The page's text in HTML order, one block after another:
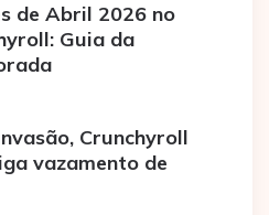
de Abril 2026 no
Guia da
Crunchyroll
vazamento de